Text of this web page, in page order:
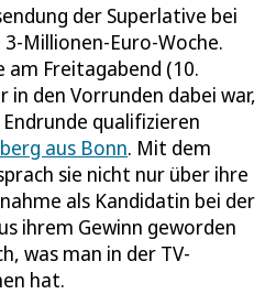
der Superlative bei
3-Millionen-Euro-Woche.
am Freitagabend (10.
in den Vorrunden dabei war,
qualifizieren
aus Bonn. Mit dem
sie nicht nur über ihre
als Kandidatin bei der
ihrem Gewinn geworden
was man in der TV-
hat.